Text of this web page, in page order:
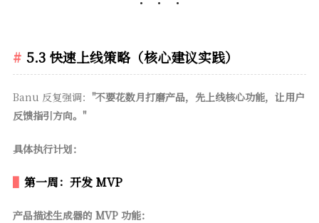
5.3 快速上线策略（核心建议实践）
Banu 反复强调： "不要花数月打磨产品，先上线核心功能，让用户
反馈指引方向。"
具体执行计划：
第一周：开发 MVP
产品描述生成器的 MVP 功能：